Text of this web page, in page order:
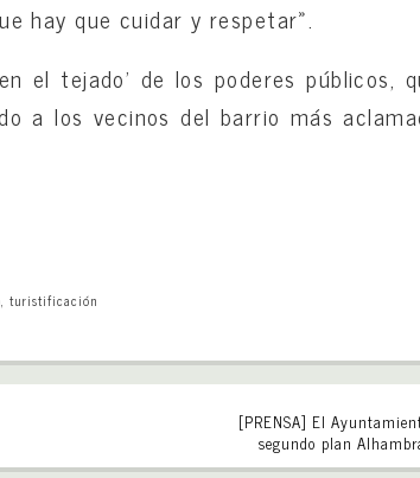
hay que cuidar y respetar».
el tejado’ de los poderes públicos,
a los vecinos del barrio más
, turistificación
[PRENSA] El
segundo plan